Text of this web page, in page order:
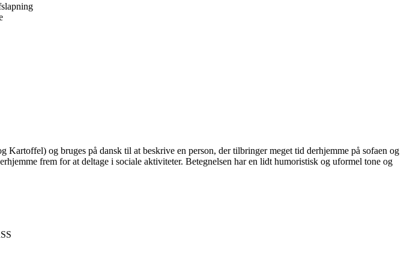
og bruges på dansk til at beskrive en person, der tilbringer meget tid derhjemme på sofaen og
frem for at deltage i sociale aktiviteter. Betegnelsen har en lidt humoristisk og uformel tone og